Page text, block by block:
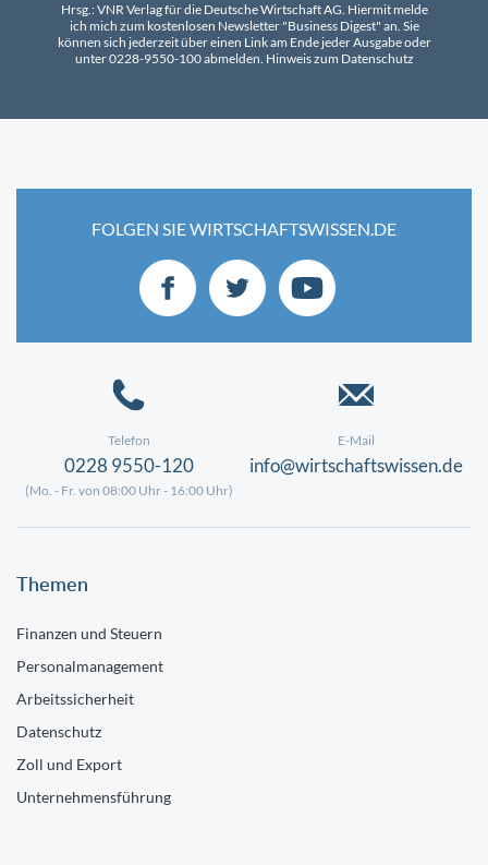
Hrsg.: VNR Verlag für die Deutsche Wirtschaft AG. Hiermit melde
ich mich zum kostenlosen Newsletter "Business Digest" an. Sie
können sich jederzeit über einen Link am Ende jeder Ausgabe oder
unter 0228-9550-100 abmelden. Hinweis zum Datenschutz
FOLGEN SIE WIRTSCHAFTSWISSEN.DE
Telefon
0228 9550-120
(Mo. - Fr. von 08:00 Uhr - 16:00 Uhr)
E-Mail
info@wirtschaftswissen.de
Themen
Finanzen und Steuern
Personalmanagement
Arbeitssicherheit
Datenschutz
Zoll und Export
Unternehmensführung